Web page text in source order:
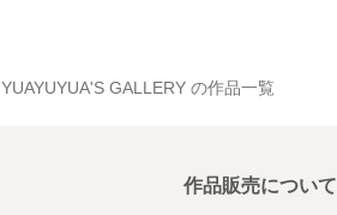
YUAYUYUA'S GALLERY の作品一覧
作品販売について